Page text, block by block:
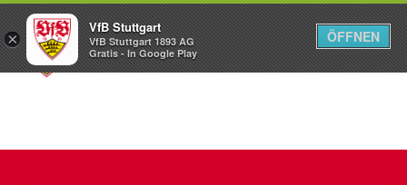
Menü
×
VfB Stuttgart
VfB Stuttgart 1893 AG
Gratis - In Google Play
ÖFFNEN